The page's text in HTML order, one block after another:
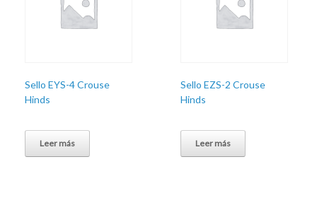
Sello EYS-4 Crouse
Hinds
Leer más
Sello EZS-2 Crouse
Hinds
Leer más